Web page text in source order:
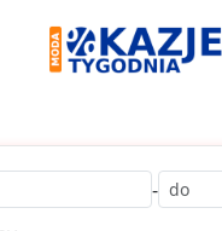
Moda
Tygodnia
-